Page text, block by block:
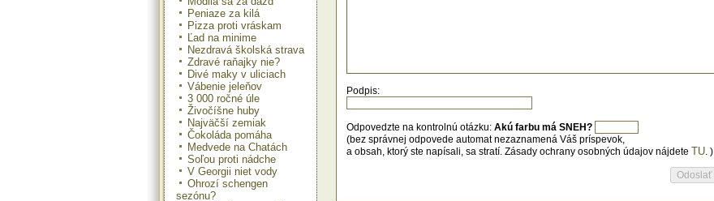
Peniaze za kilá
Pizza proti vráskam
Ľad na minime
Nezdravá školská strava
Zdravé raňajky nie?
Divé maky v uliciach
Vábenie jeleňov
3 000 ročné úle
Živočíšne huby
Najväčší zemiak
Čokoláda pomáha
Medvede na Chatách
Soľou proti nádche
V Georgii niet vody
Ohrozí schengen
sezónu?
Podpis:
Odpovedzte na kontrolnú otázku: Akú farbu má SNEH?
(bez správnej odpovede automat nezaznamená Váš príspevok,
a obsah, ktorý ste napísali, sa stratí. Zásady ochrany osobných údajov nájdete TU. )